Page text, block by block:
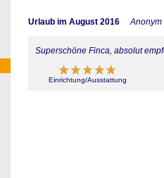
Urlaub im August 2016 Anonym
Superschöne Finca, absolut
Einrichtung/Ausstattung